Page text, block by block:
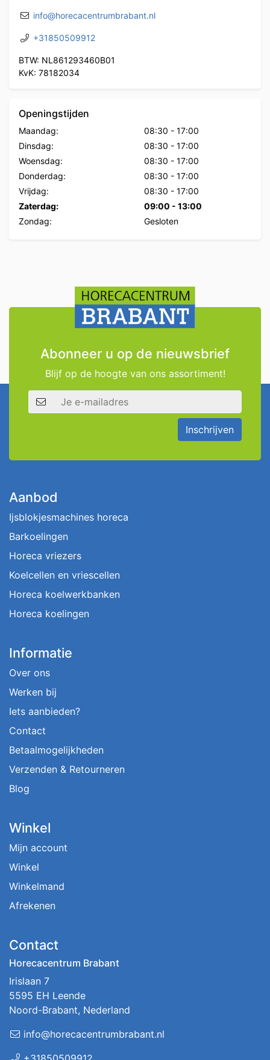
info@horecacentrumbrabant.nl
+31850509912
BTW: NL861293460B01
KvK: 78182034
Openingstijden
Maandag: 08:30 - 17:00
Dinsdag:
08:30 - 17:00
Woensdag:
08:30 - 17:00
Donderdag:
08:30 - 17:00
Vrijdag:
08:30 - 17:00
Zaterdag:
09:00 - 13:00
Zondag:
Gesloten
Abonneer u op de nieuwsbrief
Blijf op de hoogte van ons assortiment!
E-mailadres
Inschrijven
Aanbod
Ijsblokjesmachines horeca
Barkoelingen
Horeca vriezers
Koelcellen en vriescellen
Horeca koelwerkbanken
Horeca koelingen
Informatie
Over ons
Werken bij
Iets aanbieden?
Contact
Betaalmogelijkheden
Verzenden & Retourneren
Blog
Winkel
Mijn account
Winkel
Winkelmand
Afrekenen
Contact
Horecacentrum Brabant
Irislaan 7
5595 EH Leende
Noord-Brabant, Nederland
info@horecacentrumbrabant.nl